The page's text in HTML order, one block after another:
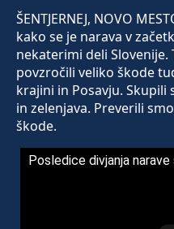
ŠENTJERNEJ, NOVO
kako se je narava v
nekaterimi deli Slovenije.
povzročili veliko škode
krajini in Posavju. Skupili
in zelenjava. Preverili
škode.
Posledice divjanja narave